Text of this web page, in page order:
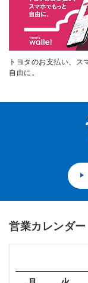
トヨタのお支払い、ス
自由に。
営業カレンダー